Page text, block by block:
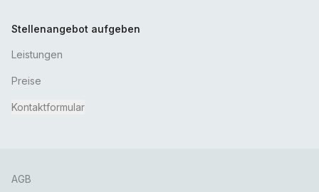
Stellenangebot aufgeben
Leistungen
Preise
Kontaktformular
AGB